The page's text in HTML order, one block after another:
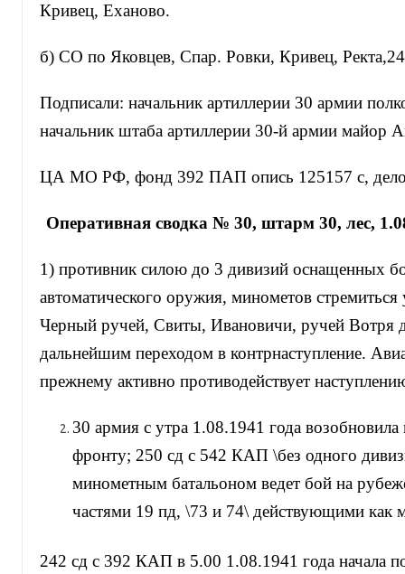
Кривец, Еханово.
б) СО по Яковцев, Спар. Ровки, Кривец,
Подписали: начальник артиллерии 30 армии
начальник штаба артиллерии 30-й армии майор
ЦА МО РФ, фонд 392 ПАП опись 125157 с, дело
Оперативная сводка № 30, штарм 30, лес,
1) противник силою до 3 дивизий оснащенных
автоматического оружия, минометов стремиться
Черный ручей, Свиты, Ивановичи, ручей Вотря
дальнейшим переходом в контрнаступление.
прежнему активно противодействует
30 армия с утра 1.08.1941 года возобновила
фронту; 250 сд с 542 КАП \без одного
минометным батальоном ведет бой на
частями 19 пд, \73 и 74\ действующими как
242 сд с 392 КАП в 5.00 1.08.1941 года начала